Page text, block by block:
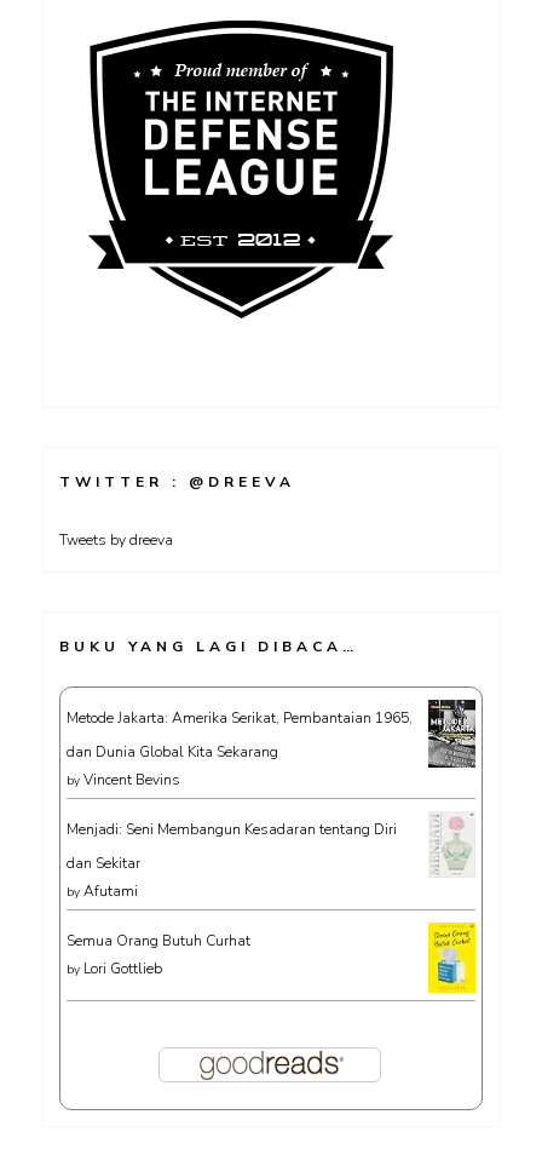
TWITTER : @DREEVA
Tweets by dreeva
BUKU YANG LAGI DIBACA…
Metode Jakarta: Amerika Serikat, Pembantaian 1965,
dan Dunia Global Kita Sekarang
by Vincent Bevins
Menjadi: Seni Membangun Kesadaran tentang Diri
dan Sekitar
by Afutami
Semua Orang Butuh Curhat
by Lori Gottlieb